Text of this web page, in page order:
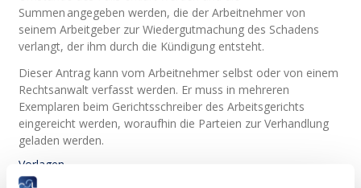
Summen angegeben werden, die der Arbeitnehmer von
seinem Arbeitgeber zur Wiedergutmachung des Schadens
verlangt, der ihm durch die Kündigung entsteht.
Dieser Antrag kann vom Arbeitnehmer selbst oder von einem
Rechtsanwalt verfasst werden. Er muss in mehreren
Exemplaren beim Gerichtsschreiber des Arbeitsgerichts
eingereicht werden, woraufhin die Parteien zur Verhandlung
geladen werden.
Vorlagen